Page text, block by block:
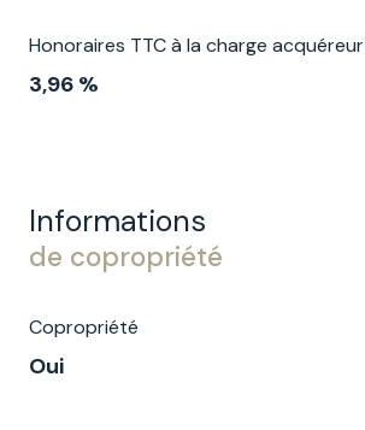
Honoraires TTC à la charge acquéreur
3,96 %
Informations
de copropriété
Copropriété
Oui